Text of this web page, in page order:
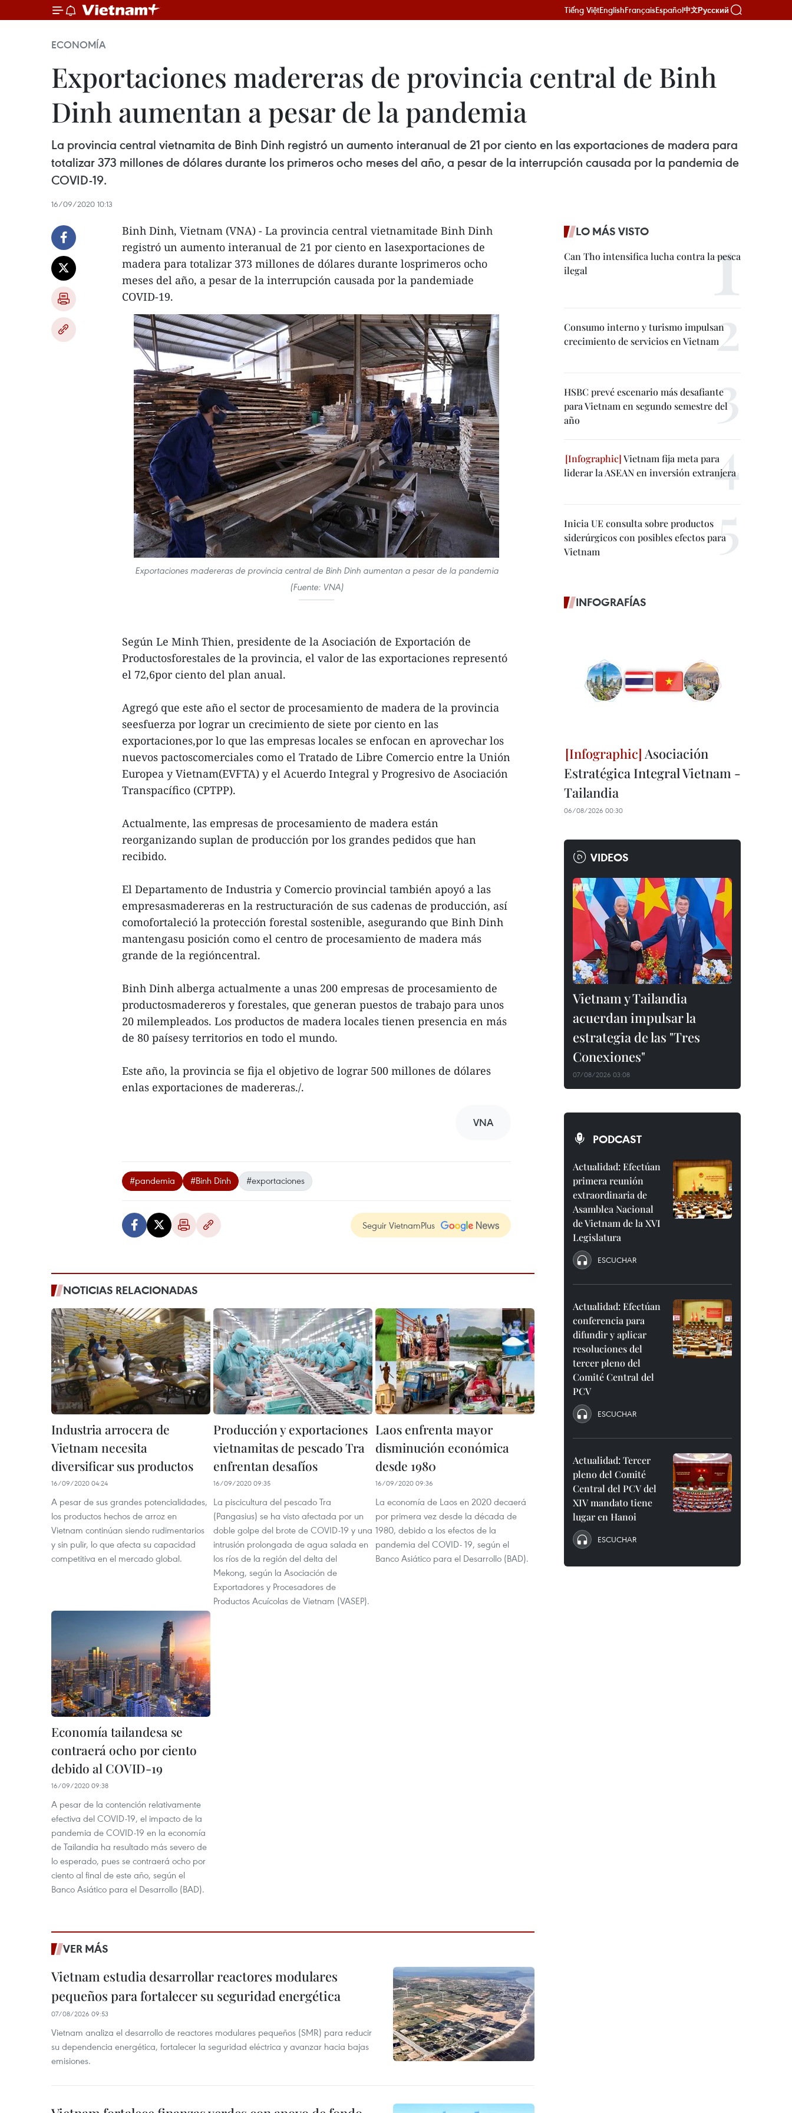
Tiếng ViệtEnglishFrançaisEspañol中文Русский
ECONOMÍA
Exportaciones madereras de provincia central de Binh
Dinh aumentan a pesar de la pandemia
La provincia central vietnamita de Binh Dinh registró un aumento interanual de 21 por ciento en las exportaciones de madera para
totalizar 373 millones de dólares durante los primeros ocho meses del año, a pesar de la interrupción causada por la pandemia de
COVID-19.
16/09/2020 10:13
Binh Dinh, Vietnam (VNA) - La provincia central vietnamitade Binh Dinh
registró un aumento interanual de 21 por ciento en lasexportaciones de
madera para totalizar 373 millones de dólares durante losprimeros ocho
meses del año, a pesar de la interrupción causada por la pandemiade
COVID-19.
Exportaciones madereras de provincia central de Binh Dinh aumentan a pesar de la pandemia
(Fuente: VNA)
Según Le Minh Thien, presidente de la Asociación de Exportación de
Productosforestales de la provincia, el valor de las exportaciones representó
el 72,6por ciento del plan anual.
Agregó que este año el sector de procesamiento de madera de la provincia
seesfuerza por lograr un crecimiento de siete por ciento en las
exportaciones,por lo que las empresas locales se enfocan en aprovechar los
nuevos pactoscomerciales como el Tratado de Libre Comercio entre la Unión
Europea y Vietnam(EVFTA) y el Acuerdo Integral y Progresivo de Asociación
Transpacífico (CPTPP).
Actualmente, las empresas de procesamiento de madera están
reorganizando suplan de producción por los grandes pedidos que han
recibido.
El Departamento de Industria y Comercio provincial también apoyó a las
empresasmadereras en la restructuración de sus cadenas de producción, así
comofortaleció la protección forestal sostenible, asegurando que Binh Dinh
mantengasu posición como el centro de procesamiento de madera más
grande de la regióncentral.
Binh Dinh alberga actualmente a unas 200 empresas de procesamiento de
productosmadereros y forestales, que generan puestos de trabajo para unos
20 milempleados. Los productos de madera locales tienen presencia en más
de 80 paísesy territorios en todo el mundo.
Este año, la provincia se fija el objetivo de lograr 500 millones de dólares
enlas exportaciones de madereras./.
VNA
#pandemia #Binh Dinh #exportaciones
Seguir VietnamPlus
NOTICIAS RELACIONADAS
Industria arrocera de
Vietnam necesita
diversificar sus productos
16/09/2020 04:24
A pesar de sus grandes potencialidades,
los productos hechos de arroz en
Vietnam continúan siendo rudimentarios
y sin pulir, lo que afecta su capacidad
competitiva en el mercado global.
Producción y exportaciones
vietnamitas de pescado Tra
enfrentan desafíos
16/09/2020 09:35
La piscicultura del pescado Tra
(Pangasius) se ha visto afectada por un
doble golpe del brote de COVID-19 y una
intrusión prolongada de agua salada en
los ríos de la región del delta del
Mekong, según la Asociación de
Exportadores y Procesadores de
Productos Acuícolas de Vietnam (VASEP).
Laos enfrenta mayor
disminución económica
desde 1980
16/09/2020 09:36
La economía de Laos en 2020 decaerá
por primera vez desde la década de
1980, debido a los efectos de la
pandemia del COVID- 19, según el
Banco Asiático para el Desarrollo (BAD).
Economía tailandesa se
contraerá ocho por ciento
debido al COVID-19
16/09/2020 09:38
A pesar de la contención relativamente
efectiva del COVID-19, el impacto de la
pandemia de COVID-19 en la economía
de Tailandia ha resultado más severo de
lo esperado, pues se contraerá ocho por
ciento al final de este año, según el
Banco Asiático para el Desarrollo (BAD).
VER MÁS
Vietnam estudia desarrollar reactores modulares
pequeños para fortalecer su seguridad energética
07/08/2026 09:53
Vietnam analiza el desarrollo de reactores modulares pequeños (SMR) para reducir
su dependencia energética, fortalecer la seguridad eléctrica y avanzar hacia bajas
emisiones.
LO MÁS VISTO
Can Tho intensifica lucha contra la pesca
ilegal
Consumo interno y turismo impulsan
crecimiento de servicios en Vietnam
HSBC prevé escenario más desafiante
para Vietnam en segundo semestre del
año
Vietnam fija meta para
liderar la ASEAN en inversión extranjera
Inicia UE consulta sobre productos
siderúrgicos con posibles efectos para
Vietnam
INFOGRAFÍAS
Asociación
Estratégica Integral Vietnam -
Tailandia
06/08/2026 00:30
VIDEOS
Vietnam y Tailandia
acuerdan impulsar la
estrategia de las "Tres
Conexiones"
07/08/2026 03:08
PODCAST
Actualidad: Efectúan
primera reunión
extraordinaria de
Asamblea Nacional
de Vietnam de la XVI
Legislatura
ESCUCHAR
Actualidad: Efectúan
conferencia para
difundir y aplicar
resoluciones del
tercer pleno del
Comité Central del
PCV
ESCUCHAR
Actualidad: Tercer
pleno del Comité
Central del PCV del
XIV mandato tiene
lugar en Hanoi
ESCUCHAR